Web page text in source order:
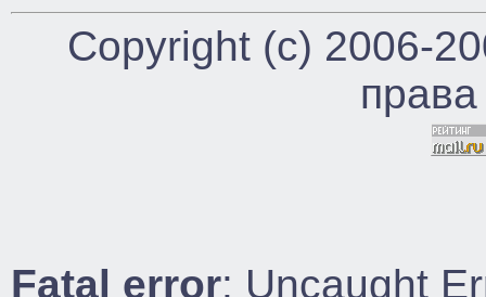
Copyright (c) 2006-
Fatal error: Uncaught